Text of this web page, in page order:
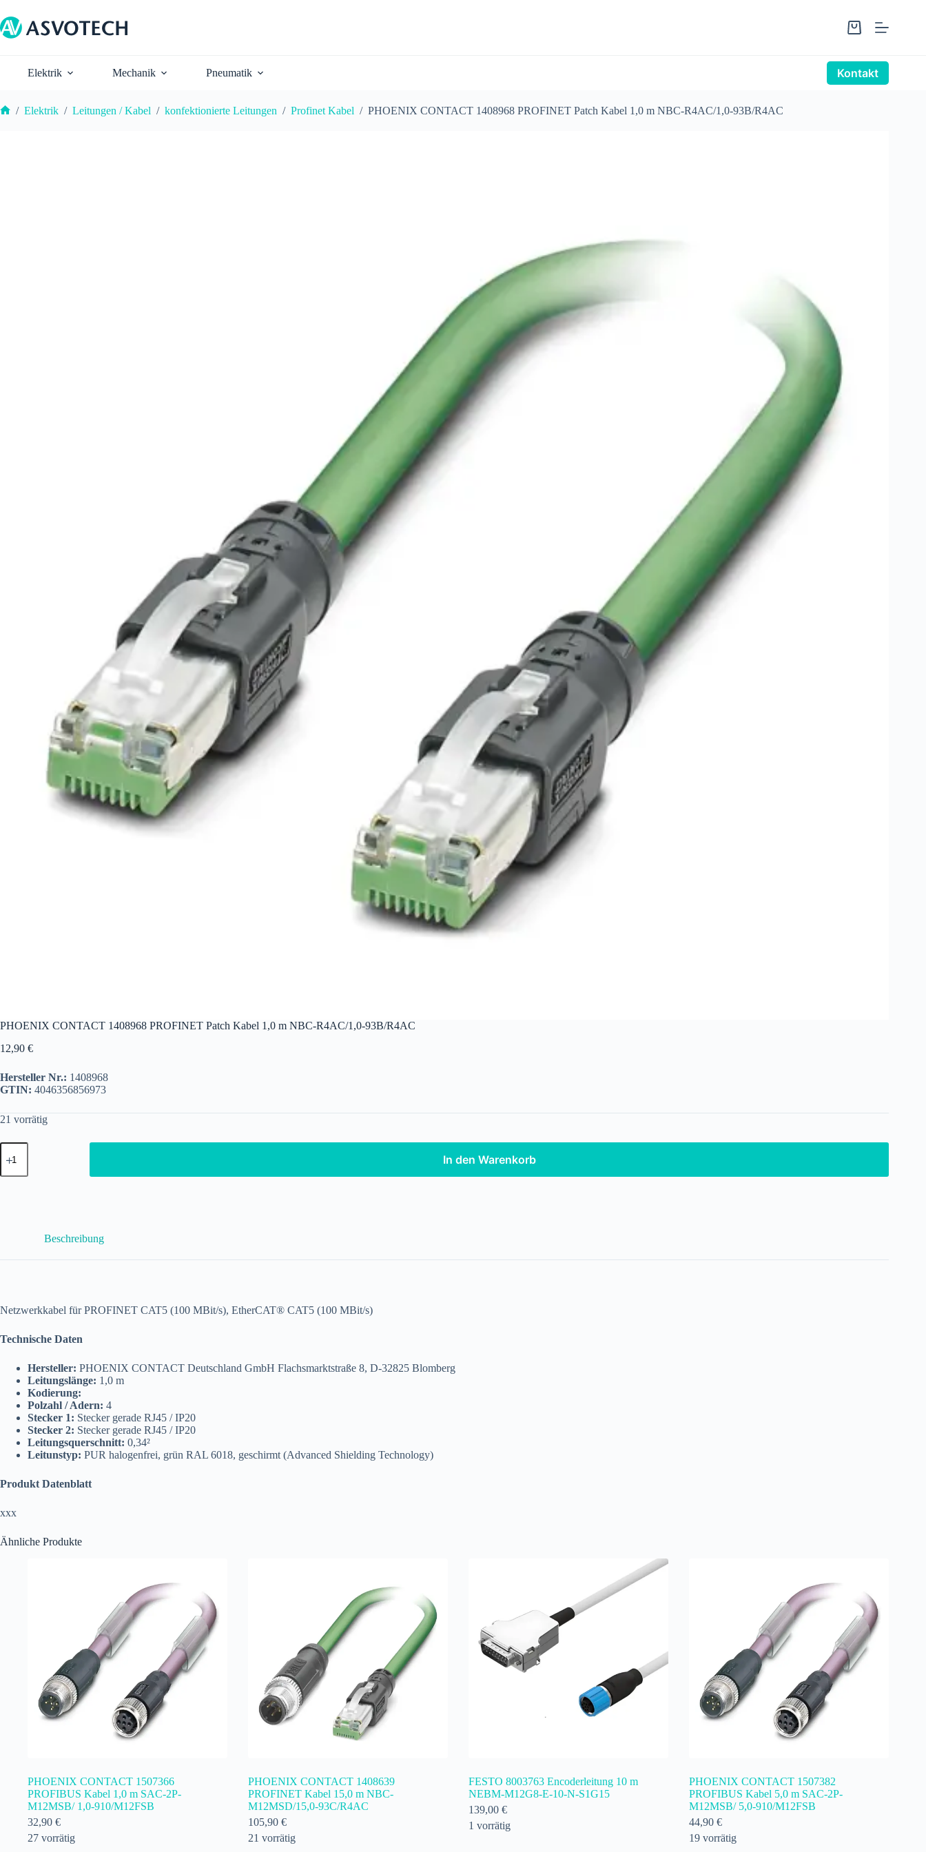
Inhalt
springen
Warenkorb
Elektrik Mechanik Pneumatik Kontakt
/ Elektrik / Leitungen / Kabel / konfektionierte Leitungen / Profinet Kabel / PHOENIX CONTACT 1408968 PROFINET Patch Kabel 1,0 m NBC-R4AC/1,0-93B/R4AC
PHOENIX CONTACT 1408968 PROFINET Patch Kabel 1,0 m NBC-R4AC/1,0-93B/R4AC
12,90 €
Hersteller Nr.: 1408968
GTIN: 4046356856973
21 vorrätig
PHOENIX
CONTACT
In den Warenkorb
Beschreibung
Netzwerkkabel für PROFINET CAT5 (100 MBit/s), EtherCAT® CAT5 (100 MBit/s)
Technische Daten
Hersteller: PHOENIX CONTACT Deutschland GmbH Flachsmarktstraße 8, D-32825 Blomberg
Leitungslänge: 1,0 m
Kodierung:
Polzahl / Adern: 4
Stecker 1: Stecker gerade RJ45 / IP20
Stecker 2: Stecker gerade RJ45 / IP20
Leitungsquerschnitt: 0,34²
Leitunstyp: PUR halogenfrei, grün RAL 6018, geschirmt (Advanced Shielding Technology)
Produkt Datenblatt
xxx
Ähnliche Produkte
PHOENIX CONTACT 1507366
PROFIBUS Kabel 1,0 m SAC-2P-
M12MSB/ 1,0-910/M12FSB
32,90 €
27 vorrätig
PHOENIX CONTACT 1408639
PROFINET Kabel 15,0 m NBC-
M12MSD/15,0-93C/R4AC
105,90 €
21 vorrätig
FESTO 8003763 Encoderleitung 10 m
NEBM-M12G8-E-10-N-S1G15
139,00 €
1 vorrätig
PHOENIX CONTACT 1507382
PROFIBUS Kabel 5,0 m SAC-2P-
M12MSB/ 5,0-910/M12FSB
44,90 €
19 vorrätig